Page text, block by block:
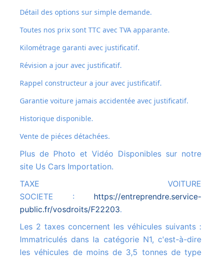
Détail des options sur simple demande.
Toutes nos prix sont TTC avec TVA apparante.
Kilométrage garanti avec justificatif.
Révision a jour avec justificatif.
Rappel constructeur a jour avec justificatif.
Garantie voiture jamais accidentée avec justificatif.
Historique disponible.
Vente de piéces détachées.
Plus de Photo et Vidéo Disponibles sur notre
site Us Cars Importation.
TAXE VOITURE
SOCIETE : https://entreprendre.service-
public.fr/vosdroits/F22203.
Les 2 taxes concernent les véhicules suivants :
Immatriculés dans la catégorie N1, c'est-à-dire
les véhicules de moins de 3,5 tonnes de type